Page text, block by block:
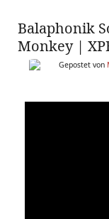
Balaphonik
Monkey |
Gepostet von